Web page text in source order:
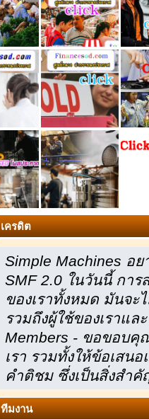
เครดิต
Simple Machines อ
SMF 2.0 ในวันนี้ การ
ของเราทั้งหมด มันจะ
รวมถึงผู้ใช้ของเราแล
Members - ขอขอบ
เรา รวมทั้งให้ข้อเสน
คำติชม ซึ่งเป็นสิ่งสำคั
ทีมงาน